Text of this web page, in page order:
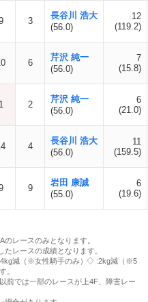
3
長谷川 浩大
(56.0)
12
(119.2)
6
芹沢 純一
(56.0)
7
(15.8)
1 2
芹沢 純一
(56.0)
6
(21.0)
4
長谷川 浩大
(56.0)
11
(159.5)
9
岩田 康誠
(55.0)
6
(19.6)
レースのみとなります。
レースの成績となります。
減（※女性騎手のみ）
:2kg減（※5
。
前では一部のレースが上4F、障害レー